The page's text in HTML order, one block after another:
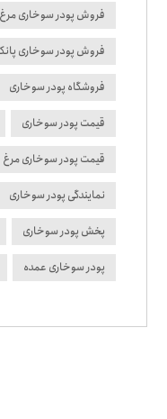
فروش پودر سوخاری مرغ
فروش پودر سوخاری
فروشگاه پودر سوخاری
قیمت پودر سوخاری
قیمت پودر سوخاری مرغ
نمایندگی پودر سوخاری
پخش پودر سوخاری
پودر سوخاری عمده